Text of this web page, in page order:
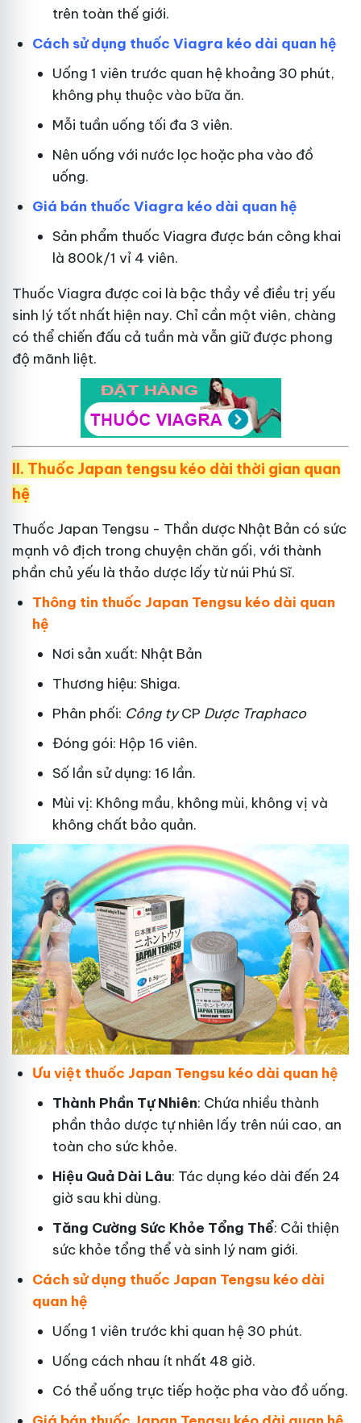
trên toàn thế giới.
Cách sử dụng thuốc Viagra kéo dài quan hệ
Uống 1 viên trước quan hệ khoảng 30 phút,
không phụ thuộc vào bữa ăn.
Mỗi tuần uống tối đa 3 viên.
Nên uống với nước lọc hoặc pha vào đồ
uống.
Giá bán thuốc Viagra kéo dài quan hệ
Sản phẩm thuốc Viagra được bán công khai
là 800k/1 vỉ 4 viên.
Thuốc Viagra được coi là bậc thầy về điều trị yếu
sinh lý tốt nhất hiện nay. Chỉ cần một viên, chàng
có thể chiến đấu cả tuần mà vẫn giữ được phong
độ mãnh liệt.
II. Thuốc Japan tengsu kéo dài thời gian quan
hệ
Thuốc Japan Tengsu - Thần dược Nhật Bản có sức
mạnh vô địch trong chuyện chăn gối, với thành
phần chủ yếu là thảo dược lấy từ núi Phú Sĩ.
Thông tin thuốc Japan Tengsu kéo dài quan
hệ
Nơi sản xuất: Nhật Bản
Thương hiệu: Shiga.
Phân phối: Công tyCP Dược Traphaco
Đóng gói: Hộp 16 viên.
Số lần sử dụng: 16 lần.
Mùi vị: Không mầu, không mùi, không vị và
không chất bảo quản.
Ưu việt thuốc Japan Tengsu kéo dài quan hệ
Thành Phần Tự Nhiên: Chứa nhiều thành
phần thảo dược tự nhiên lấy trên núi cao, an
toàn cho sức khỏe.
Hiệu Quả Dài Lâu: Tác dụng kéo dài đến 24
giờ sau khi dùng.
Tăng Cường Sức Khỏe Tổng Thể: Cải thiện
sức khỏe tổng thể và sinh lý nam giới.
Cách sử dụng thuốc Japan Tengsu kéo dài
quan hệ
Uống 1 viên trước khi quan hệ 30 phút.
Uống cách nhau ít nhất 48 giờ.
Có thể uống trực tiếp hoặc pha vào đồ uống.